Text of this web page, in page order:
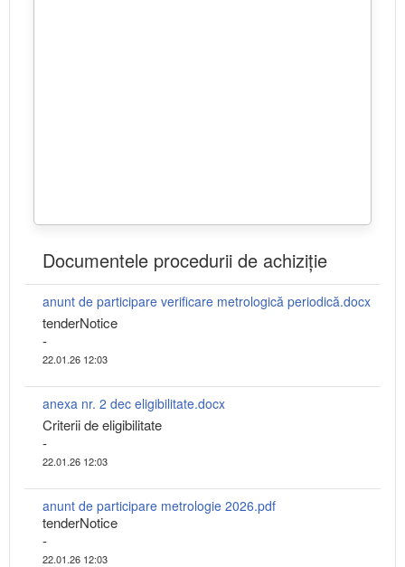
Documentele procedurii de achiziție
anunt de participare verificare metrologică periodică.docx
tenderNotice
-
22.01.26 12:03
anexa nr. 2 dec eligibilitate.docx
Criterii de eligibilitate
-
22.01.26 12:03
anunt de participare metrologie 2026.pdf
tenderNotice
-
22.01.26 12:03